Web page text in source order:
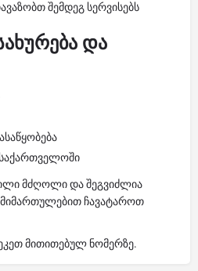
შემდეგ სერვისებს
და
საქართველოში
მძღოლი და შეგვიძლია
ჩავატაროთ
მითითებულ ნომერზე.